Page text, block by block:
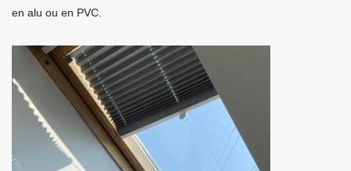
en alu ou en PVC.